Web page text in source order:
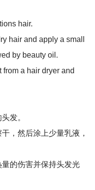
hair.
hair and apply a small
by beauty oil.
from a hair dryer and
发。
，然后涂上少量乳液，
的伤害并保持头发光